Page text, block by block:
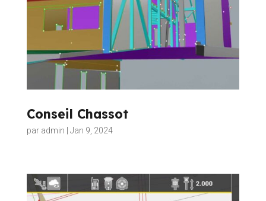
Conseil Chassot
par admin Jan 9, 2024